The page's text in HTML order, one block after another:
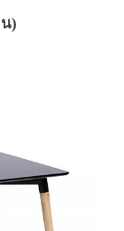
)